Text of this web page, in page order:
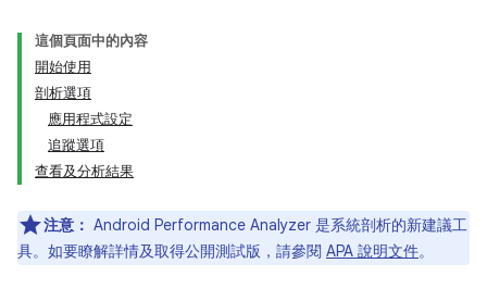
這個頁面中的內容
開始使用
剖析選項
應用程式設定
追蹤選項
查看及分析結果
注意： Android Performance Analyzer 是系統剖析的新建議工
具。如要瞭解詳情及取得公開測試版，請參閱 APA 說明文件。